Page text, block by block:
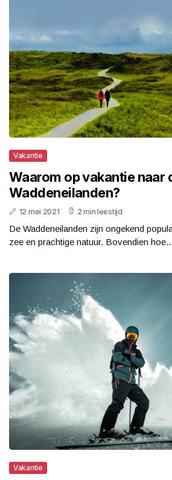
Vakantie
Waarom op vakantie naar
Waddeneilanden?
12 mei 2021 2 min leestijd
De Waddeneilanden zijn ongekend
zee en prachtige natuur. Bovendien hoe...
Vakantie